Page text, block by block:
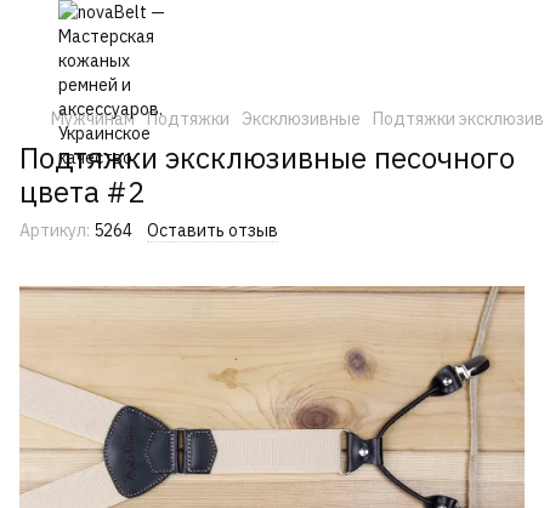
Мужчинам Подтяжки Эксклюзивные Подтяжки
Подтяжки эксклюзивные песочного
цвета #2
Артикул: 5264 Оставить отзыв